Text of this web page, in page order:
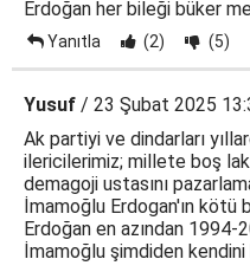
Erdoğan her bileği büker
Yanıtla (2) (5)
Yusuf / 23 Şubat 2025
Ak partiyi ve dindarları
ilericilerimiz; millete boş
demagoji ustasını
İmamoğlu Erdogan'ın kötü
Erdoğan en azından 1994-
İmamoğlu şimdiden